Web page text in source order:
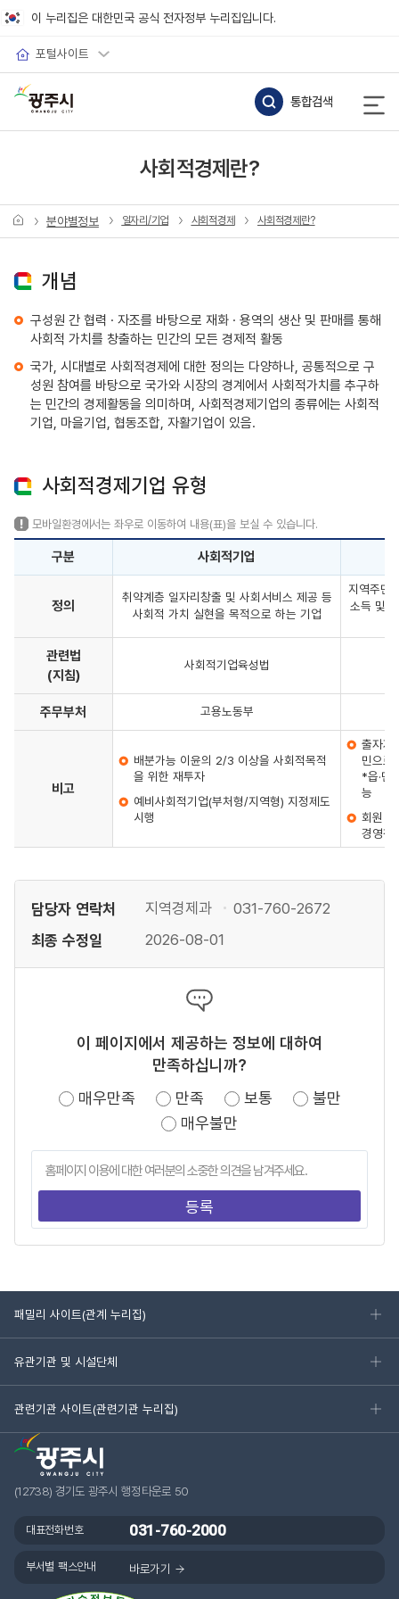
이 누리집은 대한민국 공식 전자정부 누리집입니다.
포털사이트
통합검색
사회적경제란?
분야별정보 일자리/기업 사회적경제 사회적경제란?
개념
구성원 간 협력 · 자조를 바탕으로 재화 · 용역의 생산 및 판매를 통해
사회적 가치를 창출하는 민간의 모든 경제적 활동
국가, 시대별로 사회적경제에 대한 정의는 다양하나, 공통적으로 구
성원 참여를 바탕으로 국가와 시장의 경계에서 사회적가치를 추구하
는 민간의 경제활동을 의미하며, 사회적경제기업의 종류에는 사회적
기업, 마을기업, 협동조합, 자활기업이 있음.
사회적경제기업 유형
모바일환경에서는 좌우로 이동하여 내용(표)을 보실 수 있습니다.
구분 사회적기업
정의
취약계층 일자리창출 및 사회서비스 제공 등
사회적 가치 실현을 목적으로 하는 기업
지역주민
소득 및
관련법
(지침)
사회적기업육성법
주무부처 고용노동부
비고
배분가능 이윤의 2/3 이상을 사회적목적
을 위한 재투자
예비사회적기업(부처형/지역형) 지정제도
시행
출자자
민으
*읍·면
능
회원
경영참
담당자 연락처 지역경제과 031-760-2672
최종 수정일 2026-08-01
이 페이지에서 제공하는 정보에 대하여
만족하십니까?
매우만족
만족 보통
불만
매우불만
패밀리 사이트(관계 누리집)
유관기관 및 시설단체
관련기관 사이트(관련기관 누리집)
(12738) 경기도 광주시 행정타운로 50
대표전화번호 031-760-2000
부서별 팩스안내 바로가기